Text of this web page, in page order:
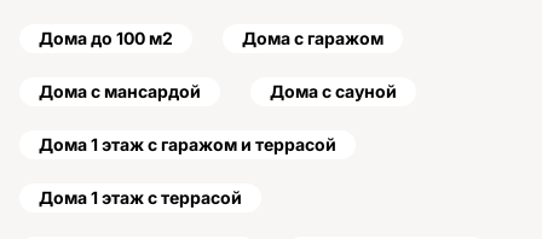
Дома до 100 м2 Дома с гаражом
Дома с мансардой Дома с сауной
Дома 1 этаж с гаражом и террасой
Дома 1 этаж с террасой